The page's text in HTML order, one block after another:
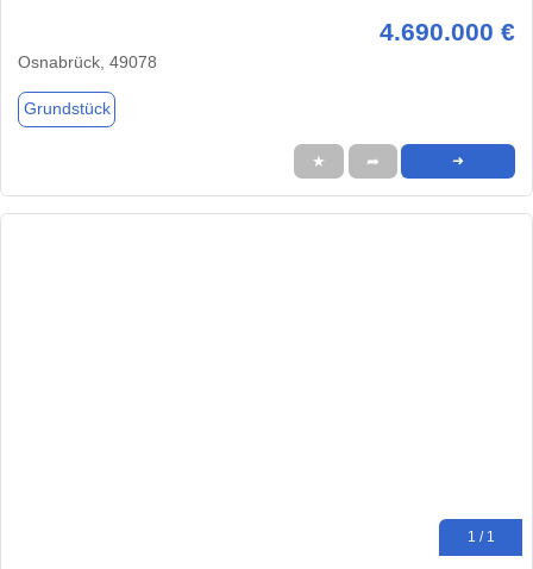
4.690.000 €
Osnabrück, 49078
Grundstück
★ ➦ ➜
1 / 1